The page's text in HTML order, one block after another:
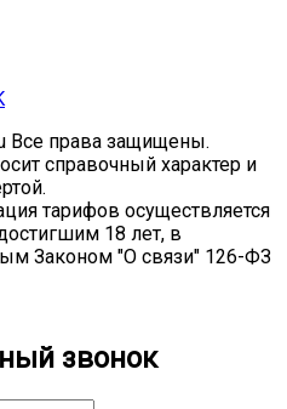
Все права защищены.
справочный характер и
тарифов осуществляется
18 лет, в
Законом "О связи" 126-ФЗ
звонок